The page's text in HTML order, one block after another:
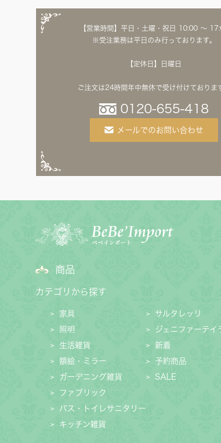
【営業時間】平日・土曜・祝日 10:00 ～
※受注業務は平日のみ行っております。
【定休日】日曜日
ご注文は24時間年中無休で受け付けておりま
0120-655-418
メールでのお問い合わせ
商品
カテゴリから探す
家具
照明
生活雑貨
額絵・ミラー
ガーデニング雑貨
ファブリック
バス・トイレサニタリー
キッチン雑貨
サルタレッリ
ジェニファーテイ
新着
予約商品
SALE